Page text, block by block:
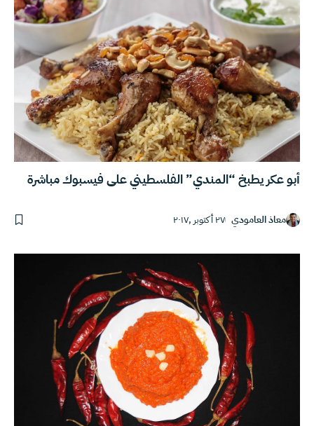
أبو عكر يطبخ “المندي” الفلسطيني على فيسبوك مباشرة
معاذ العامودي ٢٧ أكتوبر ,٢٠١٧